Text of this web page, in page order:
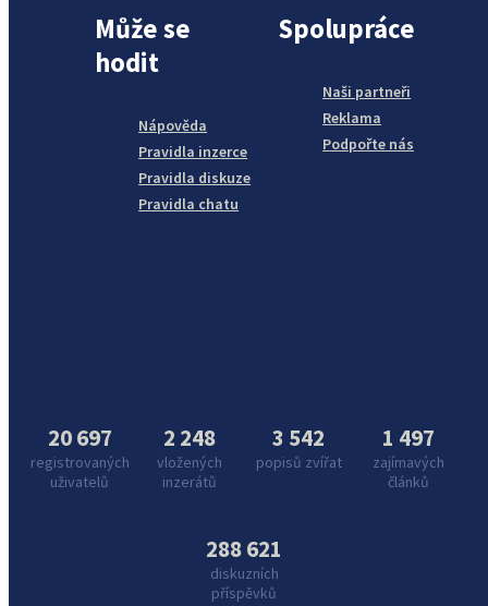
Může se
hodit
Nápověda
Pravidla inzerce
Pravidla diskuze
Pravidla chatu
Spolupráce
Naši partneři
Reklama
Podpořte nás
20 697
registrovaných
uživatelů
2 248
vložených
inzerátů
3 542
popisů zvířat
1 497
zajímavých
článků
288 621
diskuzních
příspěvků